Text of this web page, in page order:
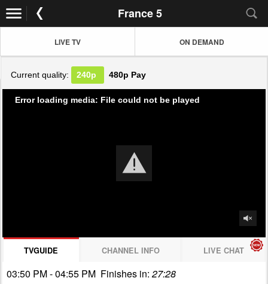
France 5
LIVE TV ON DEMAND
Current quality: 240p 480p Pay
Error loading media: File could not be played
TVGUIDE CHANNEL INFO LIVE CHAT
03:50 PM - 04:55 PM Finishes in:27:28